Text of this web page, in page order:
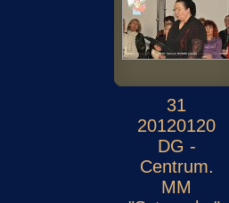
31
20120120
DG -
Centrum.
MM